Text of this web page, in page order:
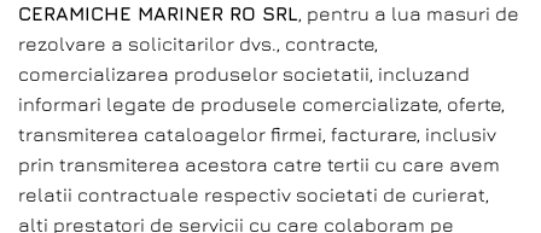
CERAMICHE MARINER RO SRL, pentru a lua masuri de
rezolvare a solicitarilor dvs., contracte,
comercializarea produselor societatii, incluzand
informari legate de produsele comercializate, oferte,
transmiterea cataloagelor firmei, facturare, inclusiv
prin transmiterea acestora catre tertii cu care avem
relatii contractuale respectiv societati de curierat,
alti prestatori de servicii cu care colaboram pe